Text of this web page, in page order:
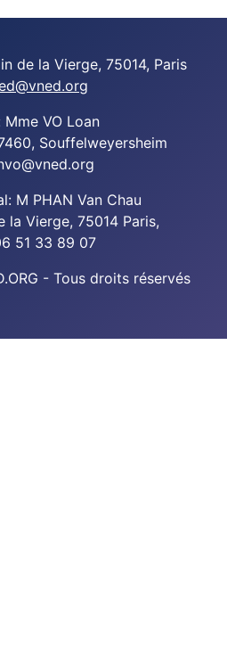
de la Vierge, 75014, Paris
Mme VO Loan
Souffelweyersheim
M PHAN Van Chau
la Vierge, 75014 Paris,
51 33 89 07
- Tous droits réservés